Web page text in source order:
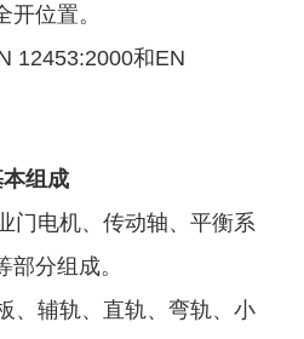
位置。
12453:2000和EN
组成
门电机、传动轴、平衡系
分组成。
、辅轨、直轨、弯轨、小